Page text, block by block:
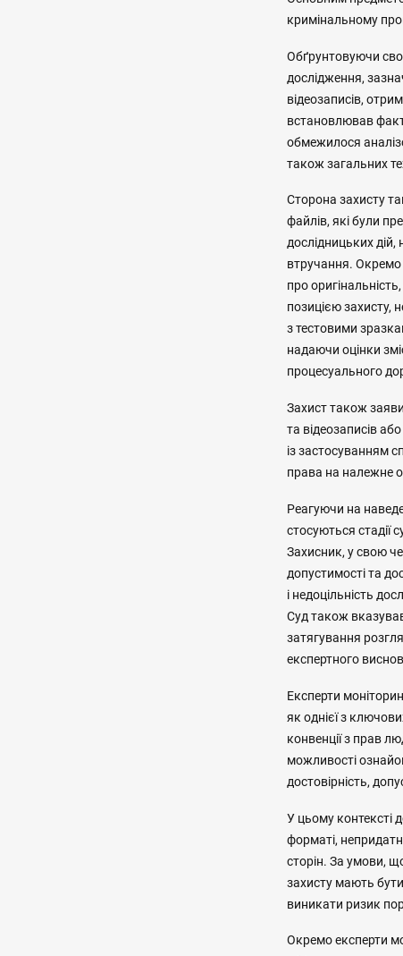
кримінальному
Обґрунтовуючи
дослідження,
відеозаписів,
встановлював
обмежилося
також загальних
Сторона захисту
файлів, які були
дослідницьких
втручання. Окремо
про
позицією захисту,
з тестовими
надаючи оцінки
процесуального
Захист також
та відеозаписів
із застосуванням
права на належне
Реагуючи на
стосуються стадії
Захисник, у свою
допустимості та
і недоцільність
Суд також
затягування
експертного
Експерти
як однієї з
конвенції з прав
можливості
достовірність,
У цьому контексті
форматі,
сторін. За умови,
захисту мають
виникати ризик
Окремо експерти